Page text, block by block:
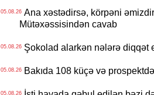
05.08.26Ana xəstədirsə, körpəni
Mütəxəssisindən cavab
05.08.26Şokolad alarkən nələrə diqqət
05.08.26Bakıda 108 küçə və
05.08.26